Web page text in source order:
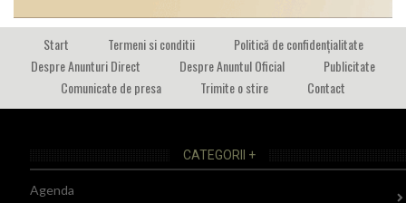
Start Termeni si conditii
Politică de confidențialitate
Despre Anunturi Direct
Despre Anuntul Oficial
Publicitate
Comunicate de presa
Trimite o stire Contact
CATEGORII +
Agenda